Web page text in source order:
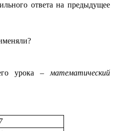
ответа на предыдущее
урока – математический